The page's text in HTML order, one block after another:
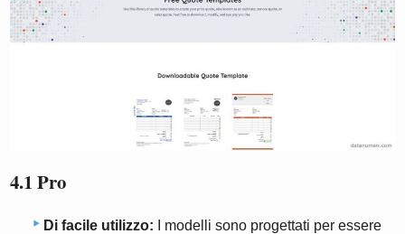
4.1 Pro
Di facile utilizzo: I modelli sono progettati per essere